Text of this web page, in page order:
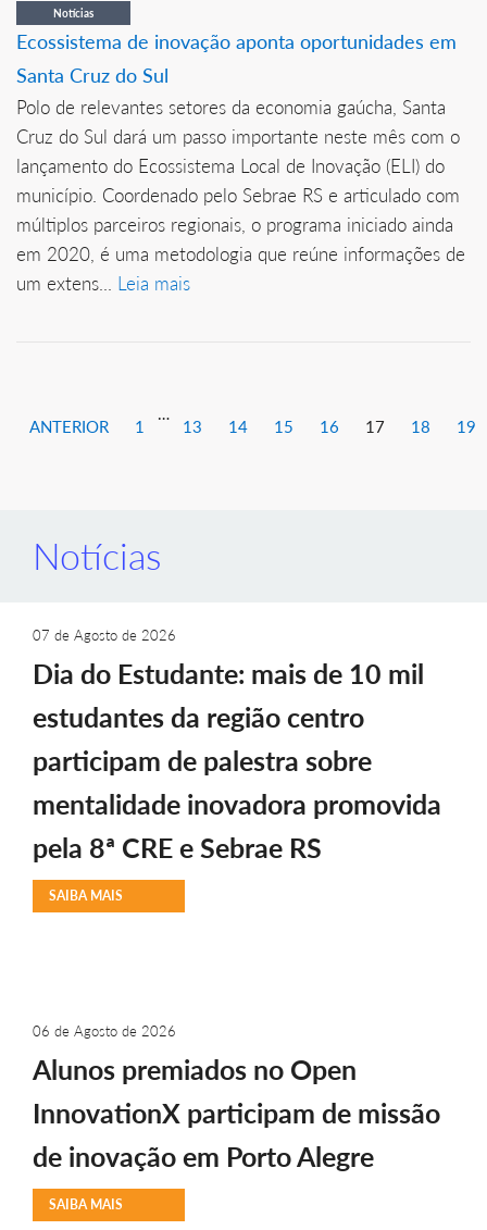
Notícias
Ecossistema de inovação aponta oportunidades em
Santa Cruz do Sul
Polo de relevantes setores da economia gaúcha, Santa
Cruz do Sul dará um passo importante neste mês com o
lançamento do Ecossistema Local de Inovação (ELI) do
município. Coordenado pelo Sebrae RS e articulado com
múltiplos parceiros regionais, o programa iniciado ainda
em 2020, é uma metodologia que reúne informações de
um extens... Leia mais
ANTERIOR 1
…
13 14 15 16 17 18 19
Notícias
07 de Agosto de 2026
Dia do Estudante: mais de 10 mil
estudantes da região centro
participam de palestra sobre
mentalidade inovadora promovida
pela 8ª CRE e Sebrae RS
SAIBA MAIS
06 de Agosto de 2026
Alunos premiados no Open
InnovationX participam de missão
de inovação em Porto Alegre
SAIBA MAIS